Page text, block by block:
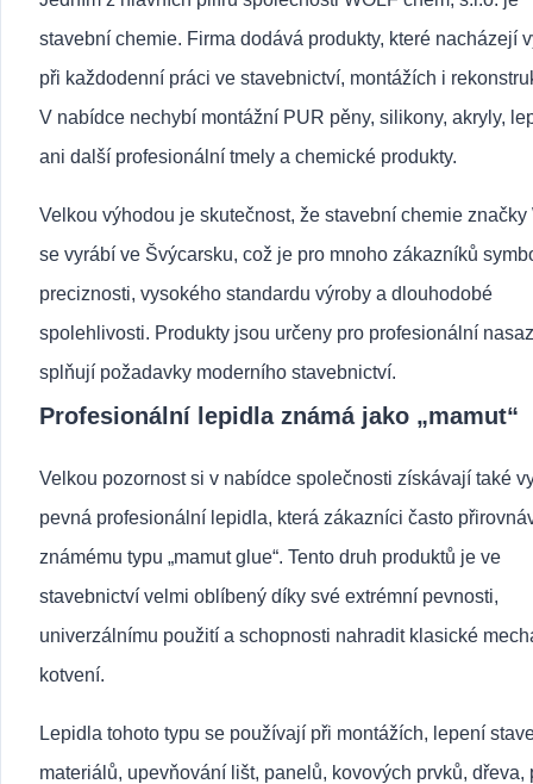
stavební chemie. Firma dodává produkty, které nacházejí
při každodenní práci ve stavebnictví, montážích i
V nabídce nechybí montážní PUR pěny, silikony, akryly,
ani další profesionální tmely a chemické produkty.
Velkou výhodou je skutečnost, že stavební chemie značky
se vyrábí ve Švýcarsku, což je pro mnoho zákazníků
preciznosti, vysokého standardu výroby a dlouhodobé
spolehlivosti. Produkty jsou určeny pro profesionální
splňují požadavky moderního stavebnictví.
Profesionální lepidla známá jako „mamut“
Velkou pozornost si v nabídce společnosti získávají také
pevná profesionální lepidla, která zákazníci často
známému typu „mamut glue“. Tento druh produktů je ve
stavebnictví velmi oblíbený díky své extrémní pevnosti,
univerzálnímu použití a schopnosti nahradit klasické
kotvení.
Lepidla tohoto typu se používají při montážích, lepení
materiálů, upevňování lišt, panelů, kovových prvků, dřeva,